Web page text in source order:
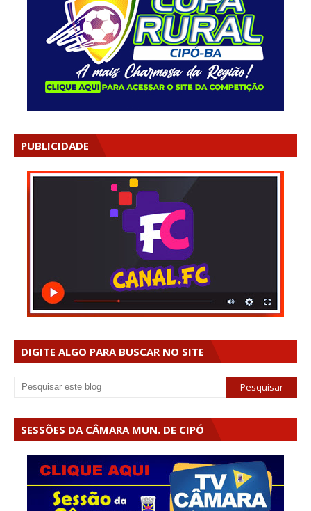
PUBLICIDADE
DIGITE ALGO PARA BUSCAR NO SITE
SESSÕES DA CÂMARA MUN. DE CIPÓ